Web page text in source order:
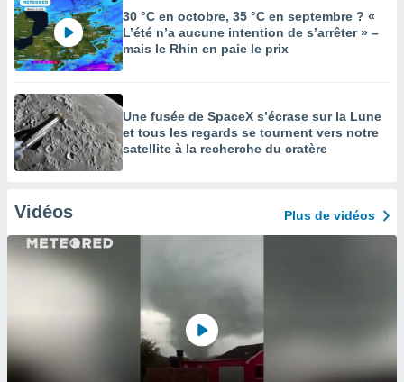
30 °C en octobre, 35 °C en septembre ? «
L’été n’a aucune intention de s’arrêter » –
mais le Rhin en paie le prix
Une fusée de SpaceX s’écrase sur la Lune
et tous les regards se tournent vers notre
satellite à la recherche du cratère
Vidéos Plus de vidéos